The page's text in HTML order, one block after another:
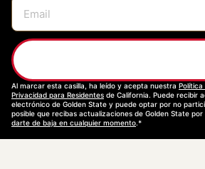
Al marcar esta casilla, ha leído y acepta nuestra Política
Privacidad para Residentes de California. Puede recibir
electrónico de Golden State y puede optar por no
posible que recibas actualizaciones de Golden State
darte de baja en cualquier momento.*